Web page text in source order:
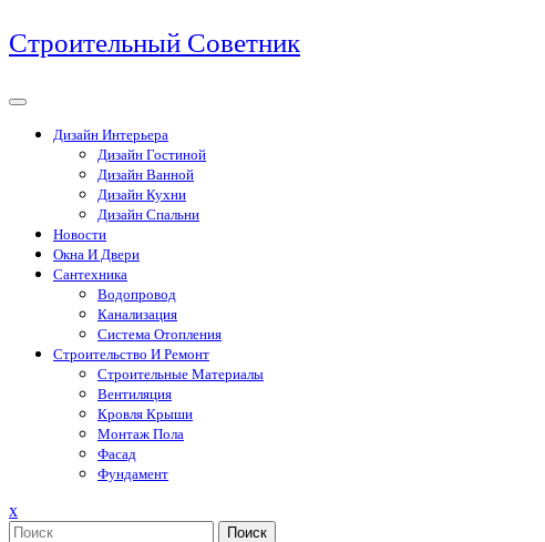
Перейти
к
Строительный Советник
Дизайн Интерьера
Дизайн Гостиной
Дизайн Ванной
Дизайн Кухни
Дизайн Спальни
Новости
Окна И Двери
Сантехника
Водопровод
Канализация
Система Отопления
Строительство И Ремонт
Строительные Материалы
Вентиляция
Кровля Крыши
Монтаж Пола
Фасад
Фундамент
xЗакрыть
меню
Поиск